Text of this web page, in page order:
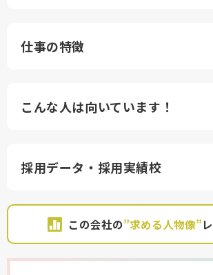
仕事の特徴
こんな人は向いています！
採用データ・採用実績校
この会社の”求める人物像”